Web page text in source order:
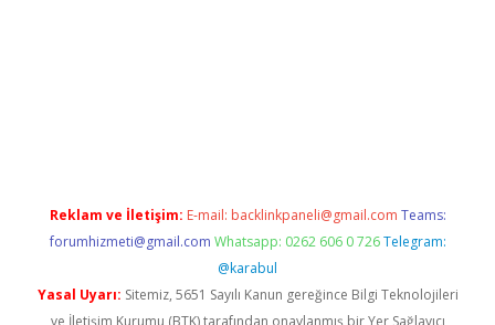
Reklam ve İletişim: E-mail: backlinkpaneli@gmail.com Teams:
forumhizmeti@gmail.com Whatsapp: 0262 606 0 726 Telegram:
@karabul
Yasal Uyarı: Sitemiz, 5651 Sayılı Kanun gereğince Bilgi Teknolojileri
ve İletişim Kurumu (BTK) tarafından onaylanmış bir Yer Sağlayıcı